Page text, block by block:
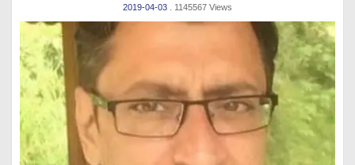
2019-04-03
. 1145567 Views